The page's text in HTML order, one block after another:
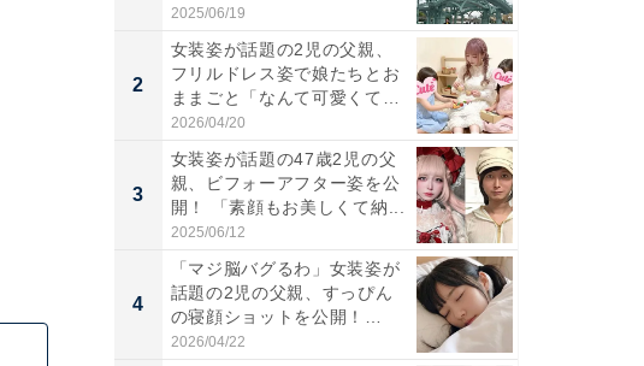
ち...
2025/06/19
2
女装姿が話題の2児の父親、
フリルドレス姿で娘たちとお
ままごと「なんて可愛くて平
和...
2026/04/20
3
女装姿が話題の47歳2児の父
親、ビフォーアフター姿を公
開！ 「素顔もお美しくて納...
2025/06/12
4
「マジ脳バグるわ」女装姿が
話題の2児の父親、すっぴん
の寝顔ショットを公開！
「ど...
2026/04/22